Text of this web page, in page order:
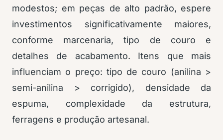
modestos; em peças de alto padrão, espere
investimentos significativamente maiores,
conforme marcenaria, tipo de couro e
detalhes de acabamento. Itens que mais
influenciam o preço: tipo de couro (anilina >
semi-anilina > corrigido), densidade da
espuma, complexidade da estrutura,
ferragens e produção artesanal.